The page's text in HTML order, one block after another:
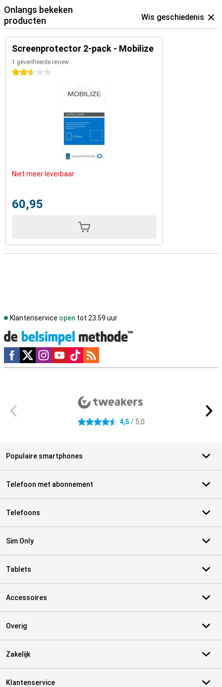
Onlangs bekeken
producten
Wis geschiedenis
Screenprotector 2-pack - Mobilize
1 geverifieerde review
2.5 sterren
Niet meer leverbaar
60,95
Klantenservice open tot 23.59 uur
Social media
4.5 sterren 4,5 / 5,0
Populaire smartphones
Telefoon met abonnement
Telefoons
Sim Only
Tablets
Accessoires
Overig
Zakelijk
Klantenservice